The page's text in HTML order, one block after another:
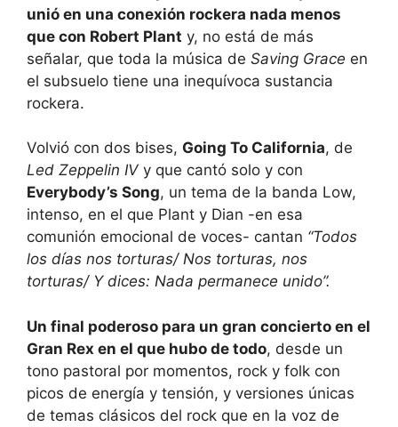
unió en una conexión rockera nada menos
que con Robert Plant y, no está de más
señalar, que toda la música de Saving Grace en
el subsuelo tiene una inequívoca sustancia
rockera.
Volvió con dos bises, Going To California, de
Led Zeppelin IV y que cantó solo y con
Everybody’s Song, un tema de la banda Low,
intenso, en el que Plant y Dian -en esa
comunión emocional de voces- cantan “Todos
los días nos torturas/ Nos torturas, nos
torturas/ Y dices: Nada permanece unido”.
Un final poderoso para un gran concierto en el
Gran Rex en el que hubo de todo, desde un
tono pastoral por momentos, rock y folk con
picos de energía y tensión, y versiones únicas
de temas clásicos del rock que en la voz de